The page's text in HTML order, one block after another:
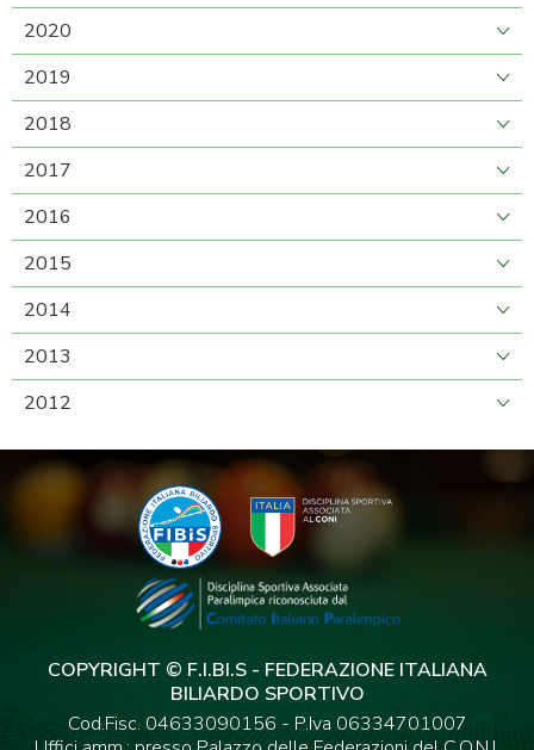
2020
2019
2018
2017
2016
2015
2014
2013
2012
COPYRIGHT © F.I.BI.S - FEDERAZIONE ITALIANA
BILIARDO SPORTIVO
Cod.Fisc. 04633090156 - P.Iva 06334701007